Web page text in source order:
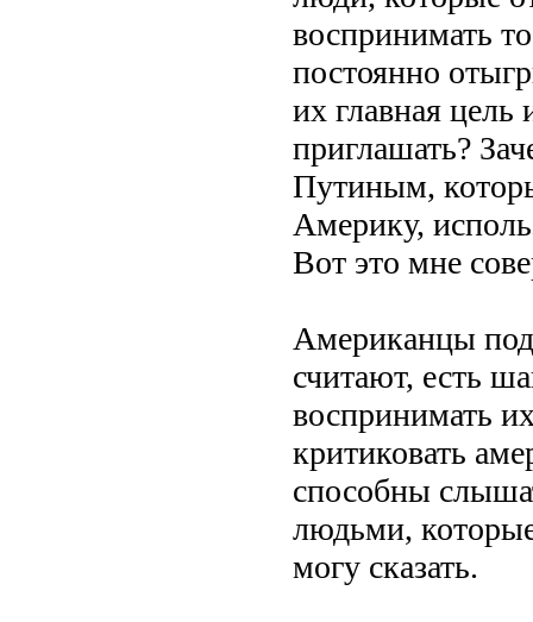
воспринимать
постоянно
их главная
приглашать?
Путиным,
Америку,
Вот это мне
Американцы
считают, есть
воспринимать
критиковать
способны
людьми,
могу сказать.